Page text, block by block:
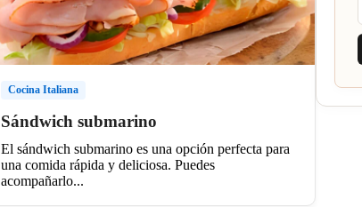
Cocina Italiana
Sándwich submarino
El sándwich submarino es una opción perfecta para
una comida rápida y deliciosa. Puedes
acompañarlo...